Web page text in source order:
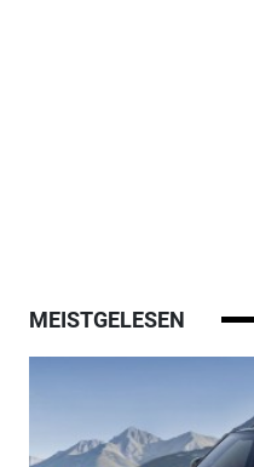
MEISTGELESEN